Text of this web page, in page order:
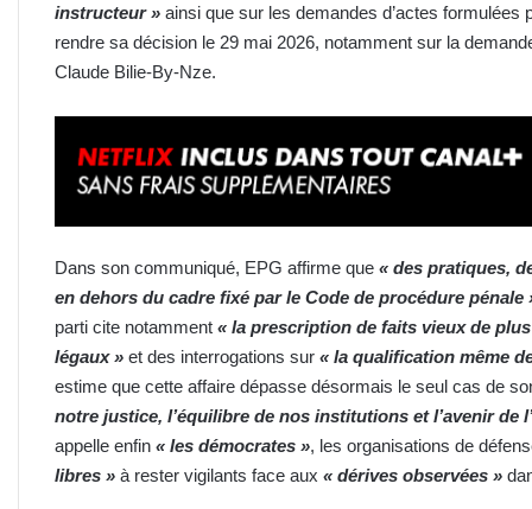
instructeur » ainsi que sur les demandes d’actes formulées
rendre sa décision le 29 mai 2026, notamment sur la
Claude Bilie-By-Nze.
Dans son communiqué, EPG affirme que « des pratiques,
en dehors du cadre fixé par le Code de procédure pénale
parti cite notamment « la prescription de faits vieux de plus
légaux » et des interrogations sur « la qualification même
estime que cette affaire dépasse désormais le seul cas de
notre justice, l’équilibre de nos institutions et l’avenir de
appelle enfin « les démocrates », les organisations de
libres » à rester vigilants face aux « dérives observées »